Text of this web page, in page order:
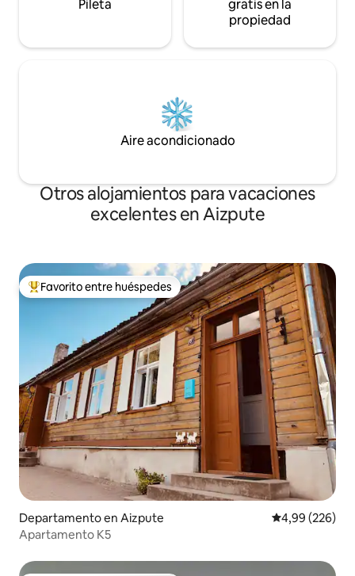
Pileta
gratis en la
propiedad
Aire acondicionado
Otros alojamientos para vacaciones
excelentes en Aizpute
Favorito entre los huéspedes más destacados
Favorito entre huéspedes
Departamento en Aizpute Calificación
4,99 (226)
Apartamento K5